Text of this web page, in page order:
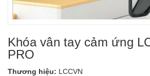
Khóa vân tay cảm ứng
PRO
Thương hiệu: LCCVN